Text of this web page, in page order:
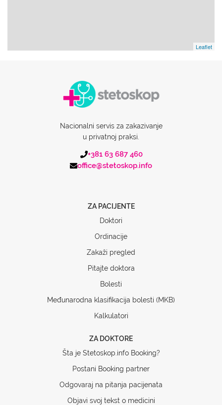
Leaflet
Nacionalni servis za zakazivanje
u privatnoj praksi.
+381 63 687 460
office@stetoskop.info
ZA PACIJENTE
Doktori
Ordinacije
Zakaži pregled
Pitajte doktora
Bolesti
Međunarodna klasifikacija bolesti (MKB)
Kalkulatori
ZA DOKTORE
Šta je Stetoskop.info Booking?
Postani Booking partner
Odgovaraj na pitanja pacijenata
Objavi svoj tekst o medicini